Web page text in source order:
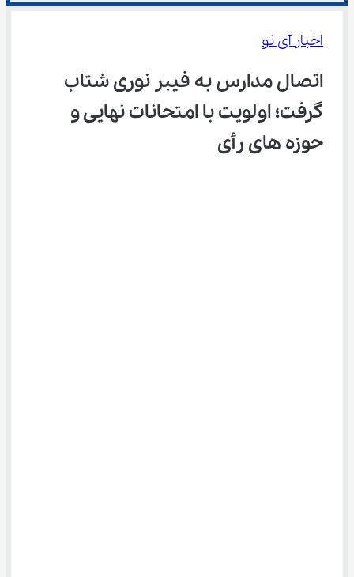
اخبار آی نو
اتصال مدارس به فیبر نوری شتاب
گرفت؛ اولویت با امتحانات نهایی و
حوزه ‌های رأی